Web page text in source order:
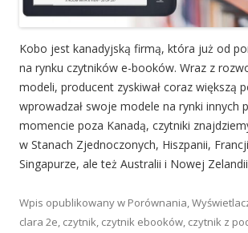
Kobo jest kanadyjską firmą, która już od
na rynku czytników e-booków. Wraz z
modeli, producent zyskiwał coraz większą
wprowadzał swoje modele na rynki innych
momencie poza Kanadą, czytniki
w Stanach Zjednoczonych, Hiszpanii,
Singapurze, ale też Australii i Nowej
Wpis opublikowany w Porównania,
clara 2e, czytnik, czytnik ebooków, czytnik z